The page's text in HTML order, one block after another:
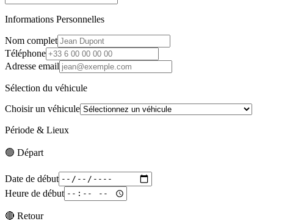
Informations Personnelles
Nom complet
Téléphone
Adresse email
Sélection du véhicule
Choisir un véhicule
Période & Lieux
🟢 Départ
Date de début
Heure de début
🔴 Retour